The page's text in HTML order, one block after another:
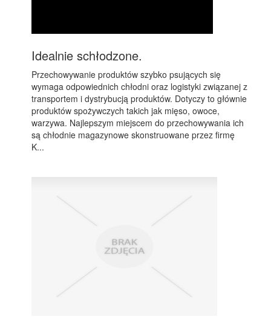
Idealnie schłodzone.
Przechowywanie produktów szybko psujących się
wymaga odpowiednich chłodni oraz logistyki związanej z
transportem i dystrybucją produktów. Dotyczy to głównie
produktów spożywczych takich jak mięso, owoce,
warzywa. Najlepszym miejscem do przechowywania ich
są chłodnie magazynowe skonstruowane przez firmę
K...